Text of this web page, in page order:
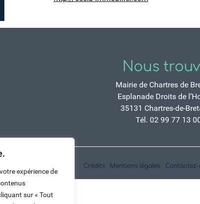
expérience de
sur « Tout
Nous
Mairie de Chartres de
Esplanade Droits de
35131 Chartres-de-
Tél. 02 99 77 13
Crédits Mentions légales